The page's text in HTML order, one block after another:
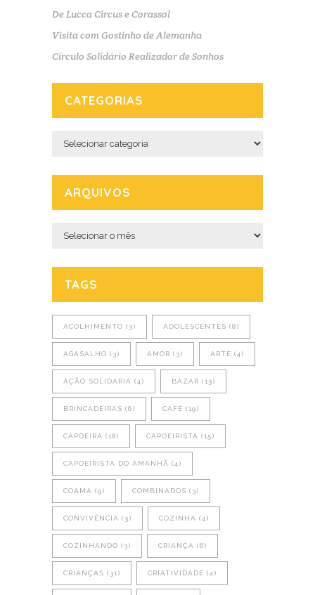
De Lucca Circus e Corassol
Visita com Gostinho de Alemanha
Círculo Solidário Realizador de Sonhos
CATEGORIAS
Categorias
ARQUIVOS
Arquivos
TAGS
ACOLHIMENTO (3) ADOLESCENTES (8)
AGASALHO (3) AMOR (3) ARTE (4)
AÇÃO SOLIDÁRIA (4) BAZAR (13)
BRINCADEIRAS (6) CAFÉ (19)
CAPOEIRA (18) CAPOEIRISTA (15)
CAPOEIRISTA DO AMANHÃ (4)
COAMA (9) COMBINADOS (3)
CONVIVÊNCIA (3) COZINHA (4)
COZINHANDO (3) CRIANÇA (6)
CRIANÇAS (31) CRIATIVIDADE (4)